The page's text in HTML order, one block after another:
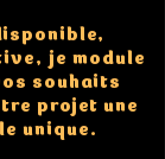
je module
souhaits
projet une
unique.